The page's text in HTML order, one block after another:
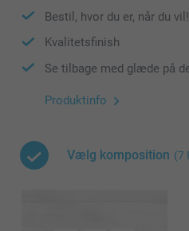
Bestil, hvor du er, når du vil!
Kvalitetsfinish
Se tilbage med glæde på
Produktinfo
Vælg komposition (7